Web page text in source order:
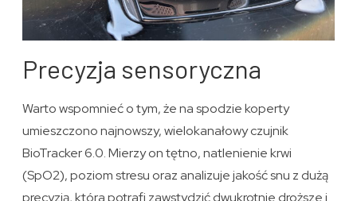
Precyzja sensoryczna
Warto wspomnieć o tym, że na spodzie koperty
umieszczono najnowszy, wielokanałowy czujnik
BioTracker 6.0. Mierzy on tętno, natlenienie krwi
(SpO2), poziom stresu oraz analizuje jakość snu z dużą
precyzją, która potrafi zawstydzić dwukrotnie droższe i